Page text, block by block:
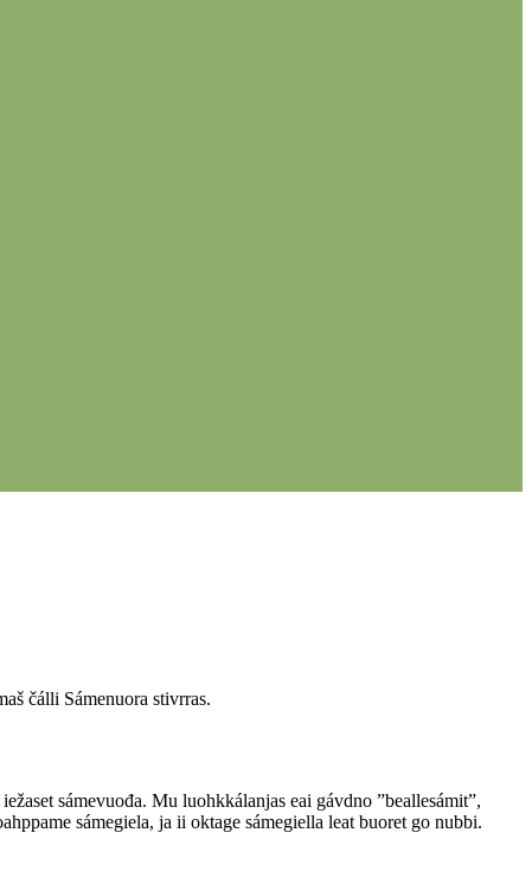
čálli Sámenuora stivrras.
sámevuođa. Mu luohkkálanjas eai gávdno ”beallesámit”,
sámegiela, ja ii oktage sámegiella leat buoret go nubbi.